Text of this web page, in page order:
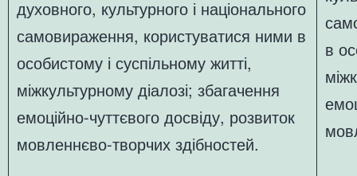
духовного, культурного і національного
самовираження, користуватися ними в
особистому і суспільному житті,
міжкультурному діалозі; збагачення
емоційно-чуттєвого досвіду, розвиток
мовленнєво-творчих здібностей.
в